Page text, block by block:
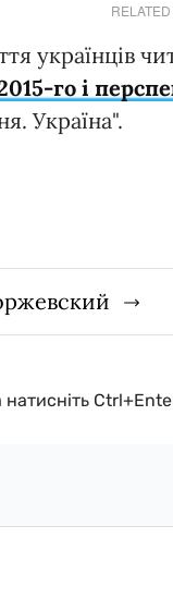
українців
го і
Україна".
натисніть